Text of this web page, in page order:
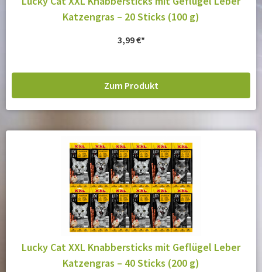
Katzengras – 20 Sticks (100 g)
3,99€
Zum Produkt
Lucky Cat XXL Knabbersticks mit Geflügel Leber
Katzengras – 40 Sticks (200 g)